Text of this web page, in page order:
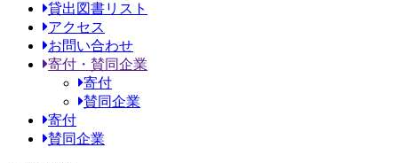
貸出図書リスト
アクセス
お問い合わせ
寄付・賛同企業
寄付
賛同企業
寄付
賛同企業